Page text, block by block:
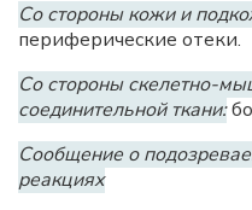
Со стороны кожи и
периферические отеки.
Со стороны скелетно-
соединительной ткани:
Сообщение о
реакциях